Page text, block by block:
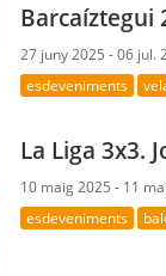
Barcaíztegui
27 juny 2025 - 06
esdeveniments
La Liga 3x3.
10 maig 2025 - 11
esdeveniments